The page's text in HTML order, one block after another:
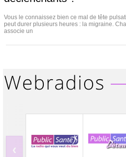
Vous le connaissez bien ce mal de tête
peut durer plusieurs heures : la migraine.
associe un
‹